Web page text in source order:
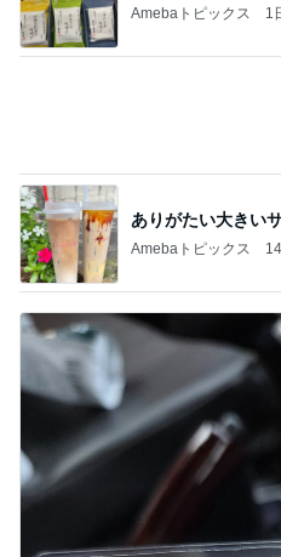
Amebaトピックス
忘れられた2週間分の薬の処方
Amebaトピックス 14時間前
記事を
高橋真麻 特に美味